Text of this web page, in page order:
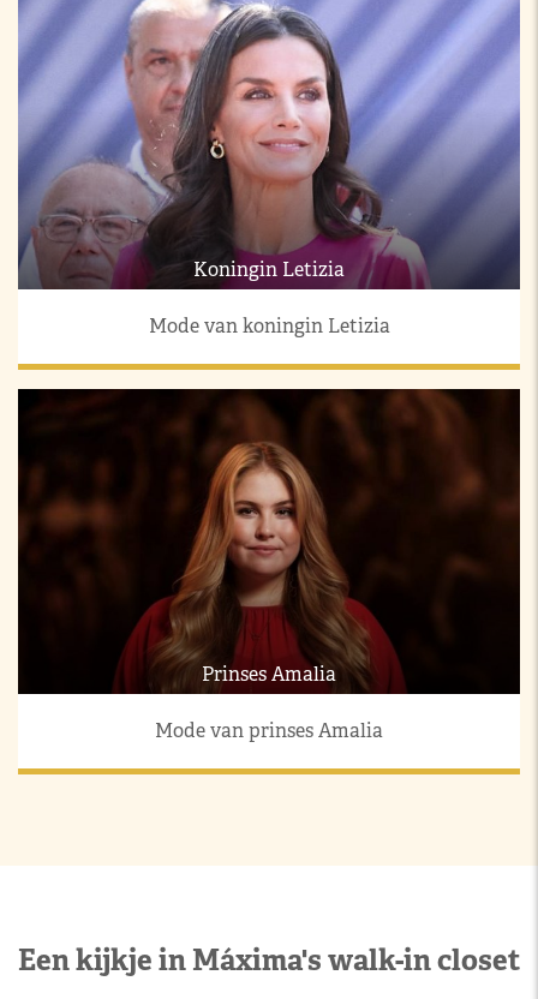
Koningin Letizia
Mode van koningin Letizia
Prinses Amalia
Mode van prinses Amalia
Een kijkje in Máxima's walk-in closet